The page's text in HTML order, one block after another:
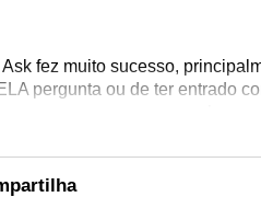
Ask fez muito sucesso,
pergunta ou de ter entrado